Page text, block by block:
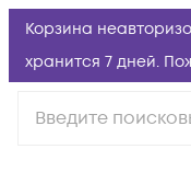
Корзина
хранится 7 дней.